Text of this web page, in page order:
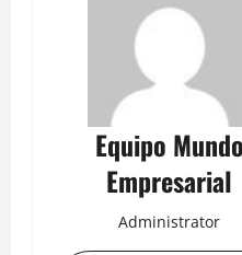
Equipo Mundo
Empresarial
Administrator